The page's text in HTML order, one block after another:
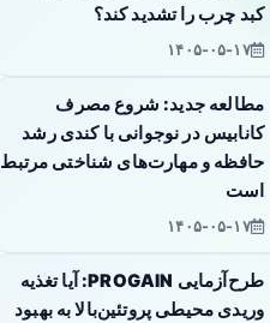
کبد چرب را تشدید کند؟
۱۴۰۵-۰۵-۱۷
مطالعه جدید: شروع مصرف
کانابیس در نوجوانی با کندی رشد
حافظه و مهارت‌های شناختی مرتبط
است
۱۴۰۵-۰۵-۱۷
طرح‌آزمایی PROGAIN: آیا تغذیه
وریدی محیطی پروتئین‌بالا به بهبود